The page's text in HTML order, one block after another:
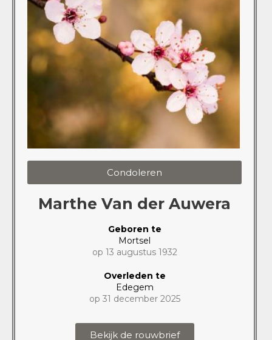
Condoleren
Marthe Van der Auwera
Geboren te
Mortsel
op 13 augustus 1932
Overleden te
Edegem
op 31 december 2025
Bekijk de rouwbrief